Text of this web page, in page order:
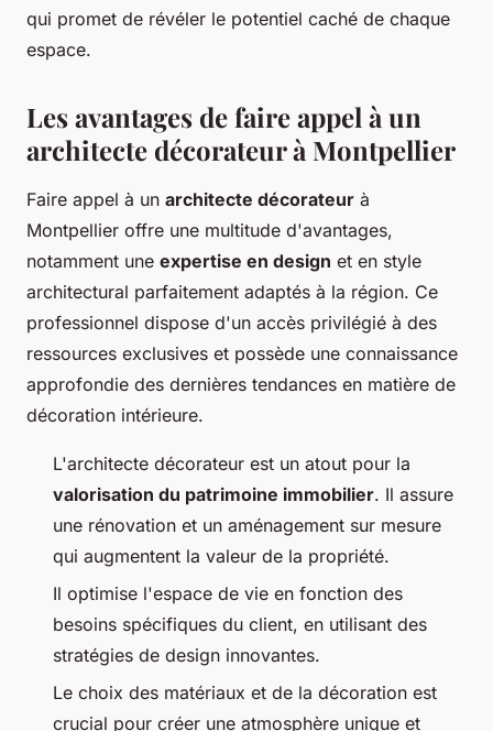
qui promet de révéler le potentiel caché de chaque
espace.
Les avantages de faire appel à un
architecte décorateur à Montpellier
Faire appel à un architecte décorateur à
Montpellier offre une multitude d'avantages,
notamment une expertise en design et en style
architectural parfaitement adaptés à la région. Ce
professionnel dispose d'un accès privilégié à des
ressources exclusives et possède une connaissance
approfondie des dernières tendances en matière de
décoration intérieure.
L'architecte décorateur est un atout pour la
valorisation du patrimoine immobilier. Il assure
une rénovation et un aménagement sur mesure
qui augmentent la valeur de la propriété.
Il optimise l'espace de vie en fonction des
besoins spécifiques du client, en utilisant des
stratégies de design innovantes.
Le choix des matériaux et de la décoration est
crucial pour créer une atmosphère unique et